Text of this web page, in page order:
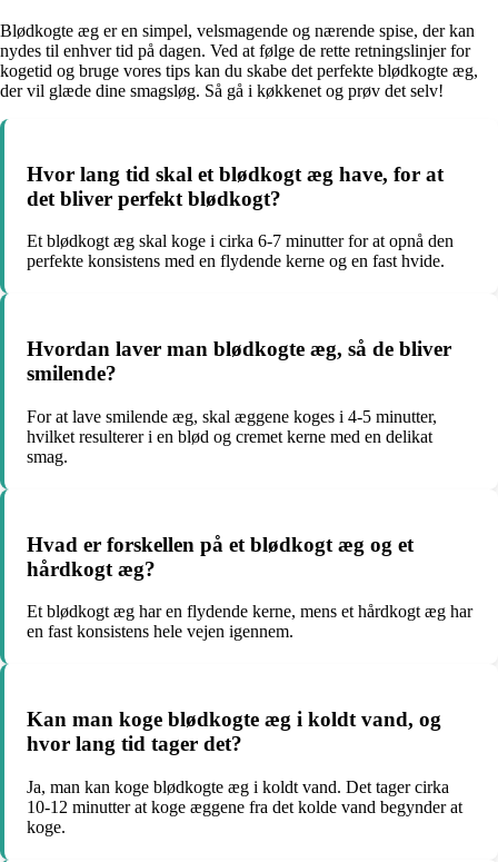
Blødkogte æg er en simpel, velsmagende og nærende spise, der kan
nydes til enhver tid på dagen. Ved at følge de rette retningslinjer for
kogetid og bruge vores tips kan du skabe det perfekte blødkogte æg,
der vil glæde dine smagsløg. Så gå i køkkenet og prøv det selv!
Hvor lang tid skal et blødkogt æg have, for at
det bliver perfekt blødkogt?
Et blødkogt æg skal koge i cirka 6-7 minutter for at opnå den
perfekte konsistens med en flydende kerne og en fast hvide.
Hvordan laver man blødkogte æg, så de bliver
smilende?
For at lave smilende æg, skal æggene koges i 4-5 minutter,
hvilket resulterer i en blød og cremet kerne med en delikat
smag.
Hvad er forskellen på et blødkogt æg og et
hårdkogt æg?
Et blødkogt æg har en flydende kerne, mens et hårdkogt æg har
en fast konsistens hele vejen igennem.
Kan man koge blødkogte æg i koldt vand, og
hvor lang tid tager det?
Ja, man kan koge blødkogte æg i koldt vand. Det tager cirka
10-12 minutter at koge æggene fra det kolde vand begynder at
koge.